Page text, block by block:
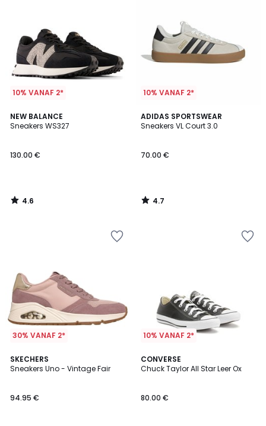
10% VANAF 2*
NEW BALANCE
Sneakers WS327
130.00 €
4.6
/ 5
4.6
/
10% VANAF 2*
ADIDAS SPORTSWEAR
Sneakers VL Court 3.0
70.00 €
4.7
/ 5
4.7
/
30% VANAF 2*
SKECHERS
Sneakers Uno - Vintage Fair
94.95 €
10% VANAF 2*
CONVERSE
Chuck Taylor All Star Leer Ox
80.00 €